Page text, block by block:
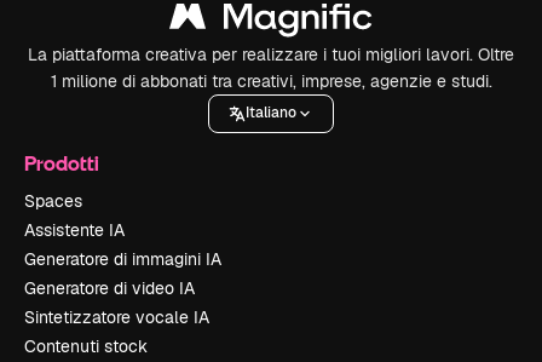
La piattaforma creativa per realizzare i tuoi migliori lavori. Oltre
1 milione di abbonati tra creativi, imprese, agenzie e studi.
Italiano
Prodotti
Spaces
Assistente IA
Generatore di immagini IA
Generatore di video IA
Sintetizzatore vocale IA
Contenuti stock